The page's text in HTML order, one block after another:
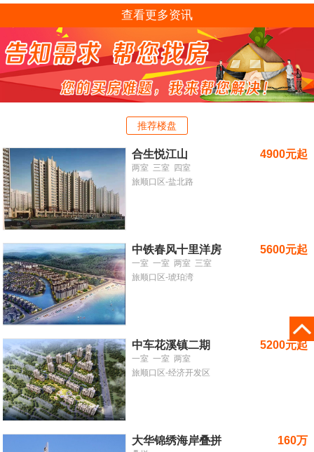
查看更多资讯
推荐楼盘
合生悦江山 4900元起
两室 三室
四室
旅顺口区-盐北路
中铁春风十里洋房 5600元起
一室一室两室 三室
旅顺口区-琥珀湾
中车花溪镇二期 5200元起
一室一室两室
旅顺口区-经济开发区
大华锦绣海岸叠拼 160万